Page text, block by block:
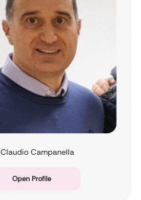
Claudio Campanella
Open Profile